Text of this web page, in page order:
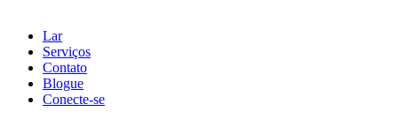
Lar
Serviços
Contato
Blogue
Conecte-se